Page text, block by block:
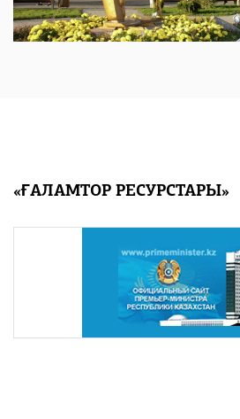
«ҒАЛАМТОР РЕСУРСТАРЫ»